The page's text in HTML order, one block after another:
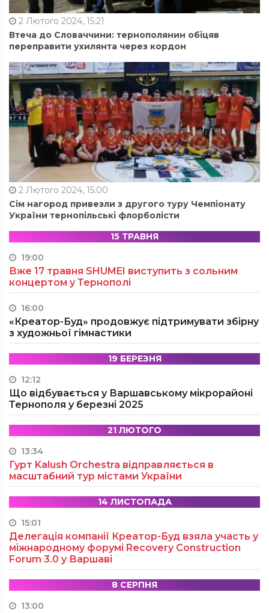
2 Лютого 2024, 15:21
Втеча до Словаччини: тернополянин обіцяв
переправити ухилянта через кордон
2 Лютого 2024, 15:00
Сім нагород привезли з другого туру Чемпіонату
України тернопільські флорболісти
15 ТРАВНЯ
19:00
Вже 17 травня SHUMEI виступить з сольним
концертом у Тернополі
16:00
«Креатор-Буд» продовжує підтримувати збірну
з художньої гімнастики
19 БЕРЕЗНЯ
12:12
Що відбувається у Варшавському мікрорайоні
Тернополя у березні 2025
21 ЛЮТОГО
13:34
Гурт Kalush Orchestra відправляється в
масштабний тур містами України
14 ЛИСТОПАДА
15:01
Делегація компанії Креатор-Буд взяла участь у
міжнародному форумі Recovery Construction
Forum 3.0 у Варшаві
8 СЕРПНЯ
13:00